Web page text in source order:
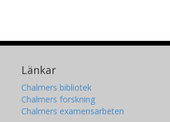
Länkar
Chalmers bibliotek
Chalmers forskning
Chalmers examensarbeten